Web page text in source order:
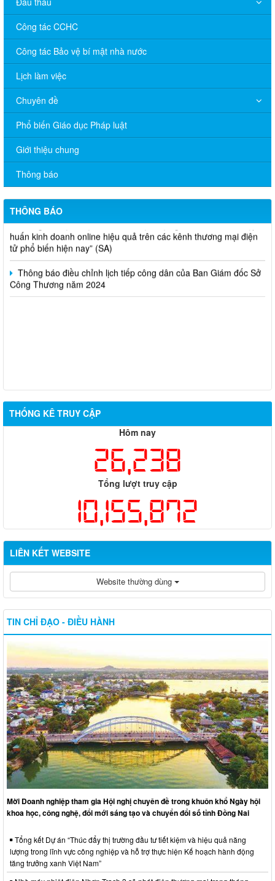
Công tác CCHC
Công tác Bảo vệ bí mật nhà nước
Lịch làm việc
Chuyên đề
Phổ biến Giáo dục Pháp luật
Giới thiệu chung
Thông báo
THÔNG BÁO
V/v đề nghị báo cáo hệ thống phân phối, nhãn hiệu hàng hóa
và hoạt động mua bán khí trên địa bàn tỉnh năm 2025 (nhắc lần
Thông báo lựa chọn nhà thầu thực hiện gói thầu: “tổ chức tập
huấn kinh doanh online hiệu quả trên các kênh thương mại điện
tử phổ biến hiện nay” (SA)
Thông báo điều chỉnh lịch tiếp công dân của Ban Giám đốc Sở
Công Thương năm 2024
THỐNG KÊ TRUY CẬP
Hôm nay
26,238
Tổng lượt truy cập
10,155,872
LIÊN KẾT WEBSITE
Website thường dùng
TIN CHỈ ĐẠO - ĐIỀU HÀNH
Mời Doanh nghiệp tham gia Hội nghị chuyên đề trong khuôn khổ Ngày hội
khoa học, công nghệ, đổi mới sáng tạo và chuyển đổi số tỉnh Đồng Nai
Tổng kết Dự án “Thúc đẩy thị trường đầu tư tiết kiệm và hiệu quả năng
lượng trong lĩnh vực công nghiệp và hỗ trợ thực hiện Kế hoạch hành động
tăng trưởng xanh Việt Nam”